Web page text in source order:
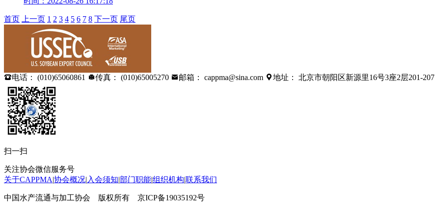
首页 上一页 1 2 3 4 5 6 7 8 下一页 尾页
电话： (010)65060861 传真： (010)65005270 邮箱： cappma@sina.com 地址： 北京市朝阳区新源里16号3座2层201-207
扫一扫
关注协会微信服务号
关于CAPPMA|协会概况| 入会须知|部门职能|组织机构|联系我们
中国水产流通与加工协会 版权所有 京ICP备19035192号